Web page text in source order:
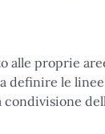
alle proprie
definire le